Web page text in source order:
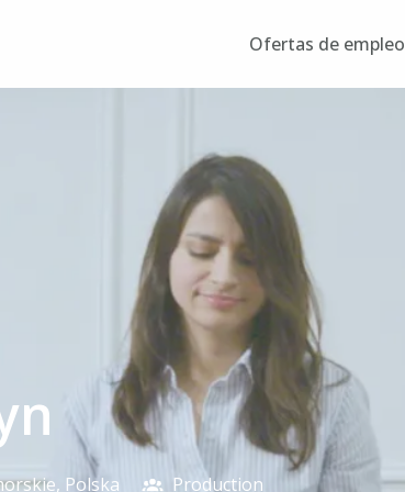
Ofertas de empleo
, Polska Production